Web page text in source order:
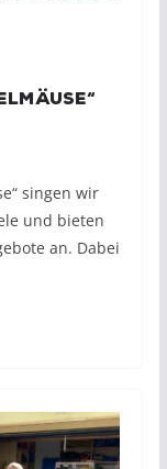
singen wir
und bieten
an. Dabei